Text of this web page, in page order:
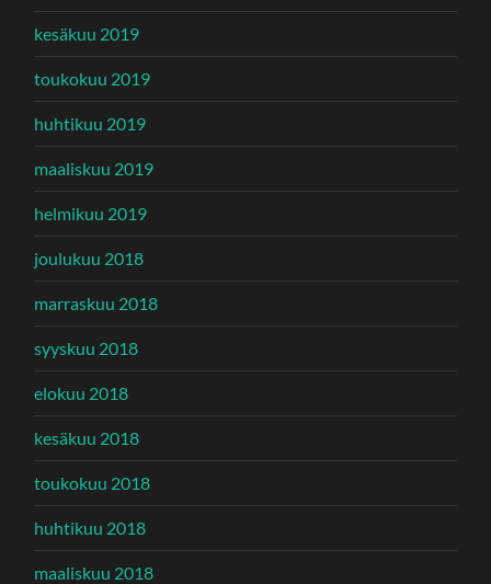
kesäkuu 2019
toukokuu 2019
huhtikuu 2019
maaliskuu 2019
helmikuu 2019
joulukuu 2018
marraskuu 2018
syyskuu 2018
elokuu 2018
kesäkuu 2018
toukokuu 2018
huhtikuu 2018
maaliskuu 2018